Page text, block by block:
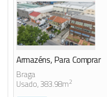
Armazéns, Para Comprar
Braga
Usado, 383.98m2